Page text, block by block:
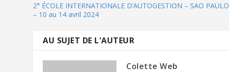
2° ÉCOLE INTERNATIONALE D’AUTOGESTION – SAO PAULO
– 10 au 14 avril 2024
AU SUJET DE L'AUTEUR
Colette Web